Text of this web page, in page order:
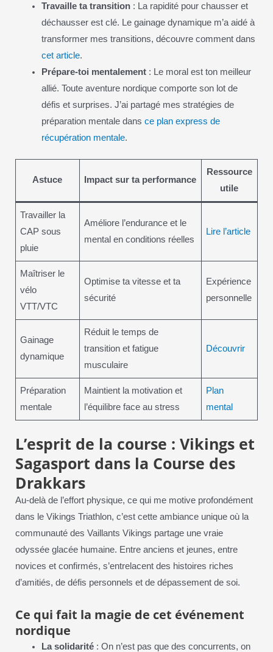
Travaille ta transition : La rapidité pour chausser et
déchausser est clé. Le gainage dynamique m’a aidé à
transformer mes transitions, découvre comment dans
cet article.
Prépare-toi mentalement : Le moral est ton meilleur
allié. Toute aventure nordique comporte son lot de
défis et surprises. J’ai partagé mes stratégies de
préparation mentale dansce plan express de
récupération mentale.
Astuce Impact sur ta performance
Ressource
utile
Travailler la
CAP sous
pluie
Améliore l’endurance et le
mental en conditions réelles
Lire l’article
Maîtriser le
vélo
VTT/VTC
Optimise ta vitesse et ta
sécurité
Expérience
personnelle
Gainage
dynamique
Réduit le temps de
transition et fatigue
musculaire
Découvrir
Préparation
mentale
Maintient la motivation et
l’équilibre face au stress
Plan
mental
L’esprit de la course : Vikings et
Sagasport dans la Course des
Drakkars
Au-delà de l’effort physique, ce qui me motive profondément
dans le Vikings Triathlon, c’est cette ambiance unique où la
communauté des Vaillants Vikings partage une vraie
odyssée glacée humaine. Entre anciens et jeunes, entre
novices et confirmés, s’entrelacent des histoires riches
d’amitiés, de défis personnels et de dépassement de soi.
Ce qui fait la magie de cet événement
nordique
La solidarité : On n’est pas que des concurrents, on